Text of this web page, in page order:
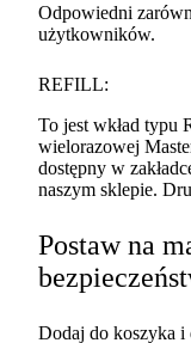
Odpowiedni
użytkowników.
REFILL:
To jest wkład typu
wielorazowej
dostępny w
naszym sklepie.
Postaw na
Dodaj do koszyka i